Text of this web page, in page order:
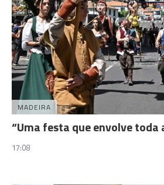
MADEIRA
“Uma festa que envolve toda
17:08